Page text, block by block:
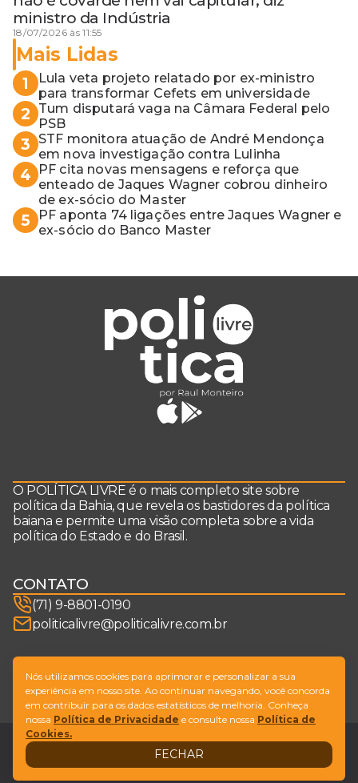
ministro da Indústria
18/07/2026 às 11:55
Mais Lidas
1
Lula veta projeto relatado por ex-ministro
para transformar Cefets em universidade
2
Tum disputará vaga na Câmara Federal pelo
PSB
3
STF monitora atuação de André Mendonça
em nova investigação contra Lulinha
4
PF cita novas mensagens e reforça que
enteado de Jaques Wagner cobrou dinheiro
de ex-sócio do Master
5
PF aponta 74 ligações entre Jaques Wagner e
ex-sócio do Banco Master
O POLÍTICA LIVRE é o mais completo site sobre
política da Bahia, que revela os bastidores da política
baiana e permite uma visão completa sobre a vida
política do Estado e do Brasil.
CONTATO
(71) 9-8801-0190
politicalivre@politicalivre.com.br
SIGA-NOS
© Copyright Política Livre. All Rights Reserved
Design by NVGO
LegalFale conosco
Nós utilizamos cookies para aprimorar e personalizar a sua
experiência em nosso site. Ao continuar navegando, você concorda
em contribuir para os dados estatísticos de melhoria. Conheça
nossa Política de Privacidade e consulte nossa Política de
Cookies.
FECHAR